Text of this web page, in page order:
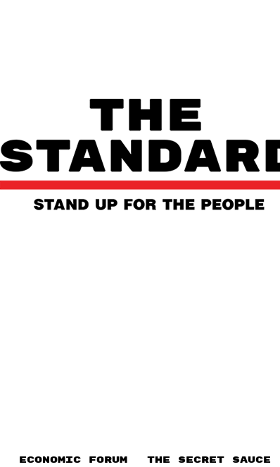
ECONOMIC FORUM THE SECRET SAUCE​